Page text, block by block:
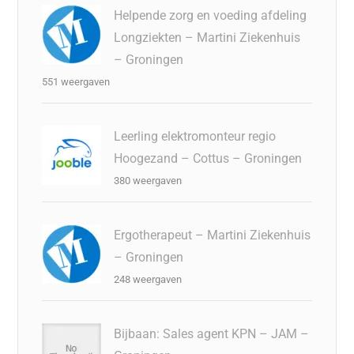
Helpende zorg en voeding afdeling
Longziekten – Martini Ziekenhuis
– Groningen
551 weergaven
Leerling elektromonteur regio
Hoogezand – Cottus – Groningen
380 weergaven
Ergotherapeut – Martini Ziekenhuis
– Groningen
248 weergaven
Bijbaan: Sales agent KPN – JAM –